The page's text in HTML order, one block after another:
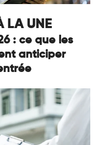
LA UNE
: ce que les
anticiper